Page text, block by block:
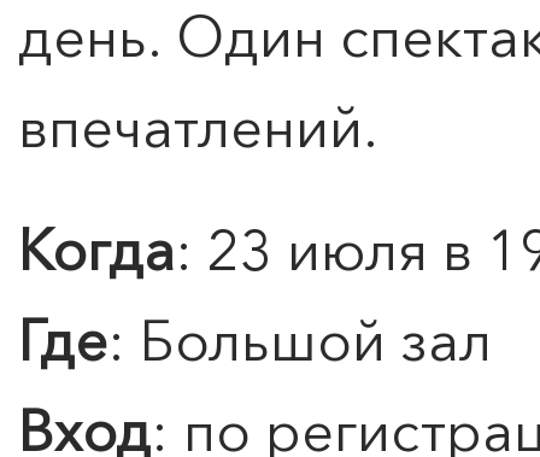
день. Один
впечатлений.
Когда: 23 июля в
Где: Большой зал
Вход: по
0">
Берлинской